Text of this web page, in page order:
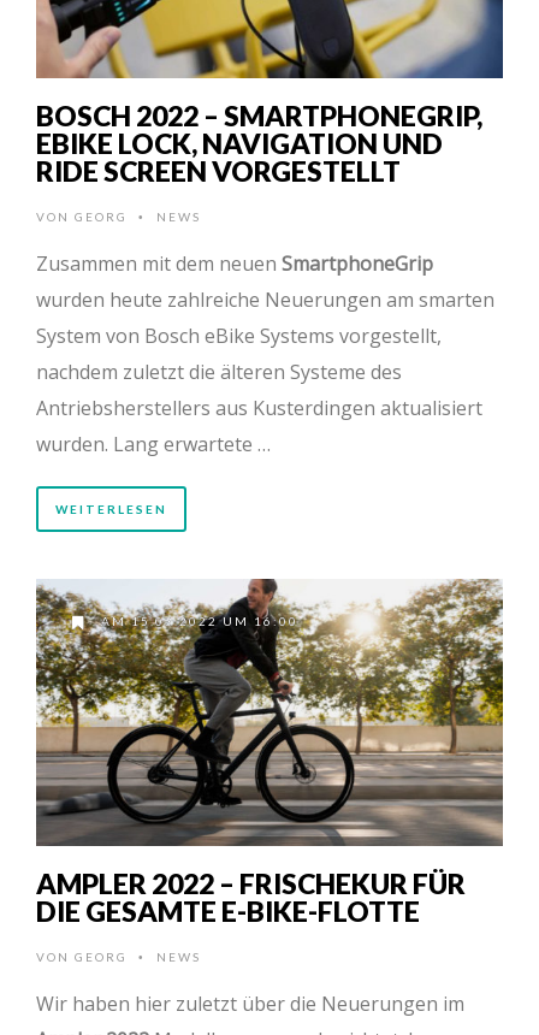
BOSCH 2022 – SMARTPHONEGRIP,
EBIKE LOCK, NAVIGATION UND
RIDE SCREEN VORGESTELLT
VON GEORG • NEWS
Zusammen mit dem neuen SmartphoneGrip
wurden heute zahlreiche Neuerungen am smarten
System von Bosch eBike Systems vorgestellt,
nachdem zuletzt die älteren Systeme des
Antriebsherstellers aus Kusterdingen aktualisiert
wurden. Lang erwartete …
WEITERLESEN
AM 15.03.2022 UM 16:00
AMPLER 2022 – FRISCHEKUR FÜR
DIE GESAMTE E-BIKE-FLOTTE
VON GEORG • NEWS
Wir haben hier zuletzt über die Neuerungen im